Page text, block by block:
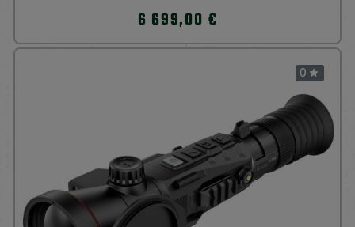
6 699,00 €
0 